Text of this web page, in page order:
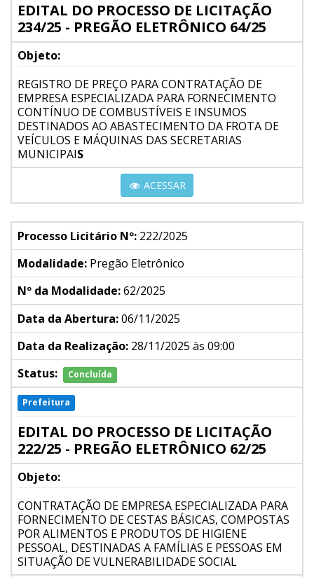
EDITAL DO PROCESSO DE LICITAÇÃO
234/25 - PREGÃO ELETRÔNICO 64/25
Objeto:
REGISTRO DE PREÇO PARA CONTRATAÇÃO DE
EMPRESA ESPECIALIZADA PARA FORNECIMENTO
CONTÍNUO DE COMBUSTÍVEIS E INSUMOS
DESTINADOS AO ABASTECIMENTO DA FROTA DE
VEÍCULOS E MÁQUINAS DAS SECRETARIAS
MUNICIPAIS
ACESSAR
Processo Licitário Nº: 222/2025
Modalidade: Pregão Eletrônico
Nº da Modalidade:62/2025
Data da Abertura:06/11/2025
Data da Realização: 28/11/2025 às 09:00
Status:
Concluída
Prefeitura
EDITAL DO PROCESSO DE LICITAÇÃO
222/25 - PREGÃO ELETRÔNICO 62/25
Objeto:
CONTRATAÇÃO DE EMPRESA ESPECIALIZADA PARA
FORNECIMENTO DE CESTAS BÁSICAS, COMPOSTAS
POR ALIMENTOS E PRODUTOS DE HIGIENE
PESSOAL, DESTINADAS A FAMÍLIAS E PESSOAS EM
SITUAÇÃO DE VULNERABILIDADE SOCIAL